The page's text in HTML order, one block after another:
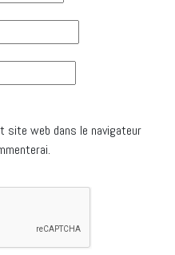
site web dans le navigateur